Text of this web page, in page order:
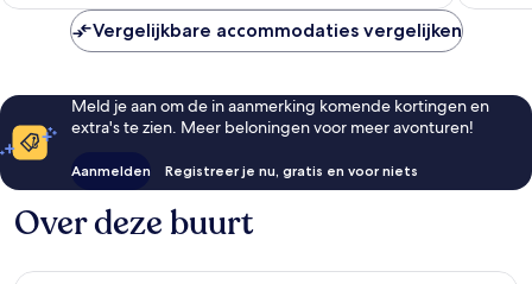
Vergelijkbare accommodaties vergelijken
Meld je aan om de in aanmerking komende kortingen en
extra's te zien. Meer beloningen voor meer avonturen!
Aanmelden Registreer je nu, gratis en voor niets
Over deze buurt